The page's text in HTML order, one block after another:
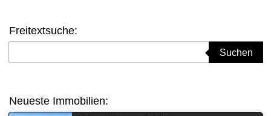
Freitextsuche:
Suchen
Neueste Immobilien: